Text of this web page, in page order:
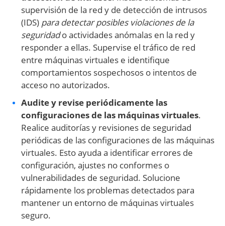
supervisión de la red y de detección de intrusos
(IDS) para detectar posibles violaciones de la
seguridado actividades anómalas en la red y
responder a ellas. Supervise el tráfico de red
entre máquinas virtuales e identifique
comportamientos sospechosos o intentos de
acceso no autorizados.
Audite y revise periódicamente las
configuraciones de las máquinas virtuales.
Realice auditorías y revisiones de seguridad
periódicas de las configuraciones de las máquinas
virtuales. Esto ayuda a identificar errores de
configuración, ajustes no conformes o
vulnerabilidades de seguridad. Solucione
rápidamente los problemas detectados para
mantener un entorno de máquinas virtuales
seguro.